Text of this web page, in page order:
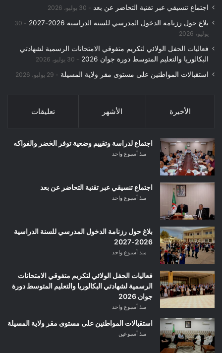
اجتماع تنسيقي عبر تقنية التحاضر عن بعد 30 يوليو، 2026
بلاغ حول رزنامة الدخول المدرسي للسنة الدراسية 2026-2027
30
يوليو، 2026
فعاليات الحفل الولائي لتكريم متفوقي الامتحانات الرسمية لشهادتي
البكالوريا والتعليم المتوسط دورة جوان 2026
30 يوليو، 2026
استقبالات المواطنين على مستوى مقر ولاية المسيلة 29 يوليو، 2026
الأخيرة الأشهر تعليقات
اجتماع لدراسة وتقييم وضعية توفر الخضر والفواكه
منذ أسبوع واحد
اجتماع تنسيقي عبر تقنية التحاضر عن بعد
منذ أسبوع واحد
بلاغ حول رزنامة الدخول المدرسي للسنة الدراسية
2026-2027
منذ أسبوع واحد
فعاليات الحفل الولائي لتكريم متفوقي الامتحانات
الرسمية لشهادتي البكالوريا والتعليم المتوسط دورة
جوان 2026
منذ أسبوع واحد
استقبالات المواطنين على مستوى مقر ولاية المسيلة
منذ أسبوعين